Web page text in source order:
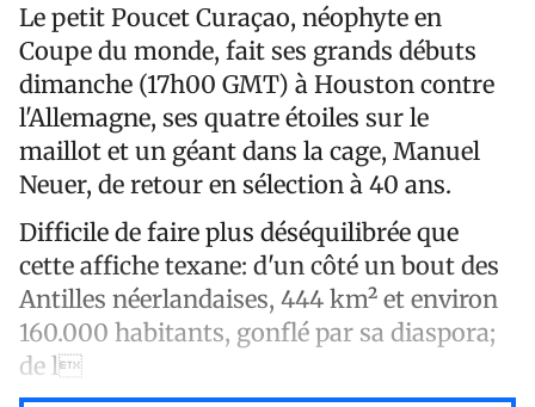
Le petit Poucet Curaçao, néophyte en
Coupe du monde, fait ses grands débuts
dimanche (17h00 GMT) à Houston contre
l'Allemagne, ses quatre étoiles sur le
maillot et un géant dans la cage, Manuel
Neuer, de retour en sélection à 40 ans.
Difficile de faire plus déséquilibrée que
cette affiche texane: d'un côté un bout des
Antilles néerlandaises, 444 km² et environ
160.000 habitants, gonflé par sa diaspora;
de l